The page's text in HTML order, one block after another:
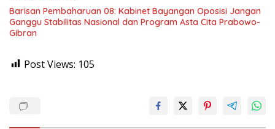
Barisan Pembaharuan 08: Kabinet Bayangan Oposisi Jangan
Ganggu Stabilitas Nasional dan Program Asta Cita Prabowo-
Gibran
Post Views: 105